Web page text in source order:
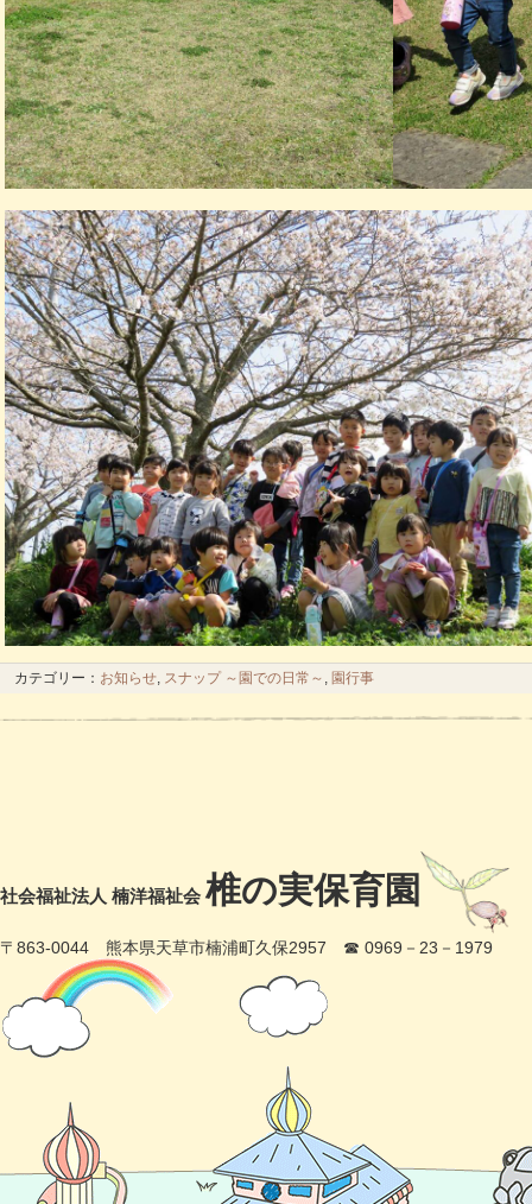
カテゴリー： お知らせ, スナップ ～園での日常～ , 園行事
社会福祉法人 楠洋福祉会 椎の実保育園
〒863-0044 熊本県天草市楠浦町久保2957 ☎ 0969－23－1979